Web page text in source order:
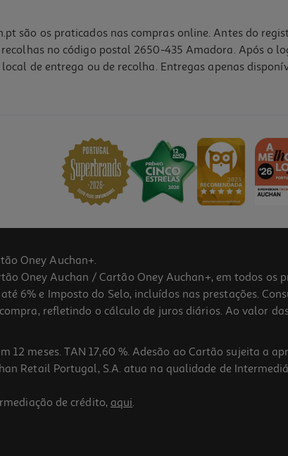
são os praticados nas compras online. Antes do
no código postal 2650-435 Amadora. Após o
de entrega ou de recolha. Entregas apenas
Oney Auchan+.
Oney Auchan / Cartão Oney Auchan+, em todos
6% e Imposto do Selo, incluídos nas prestações.
refletindo o cálculo de juros diários. Ao valor
meses. TAN 17,60 %. Adesão ao Cartão sujeita a
Retail Portugal, S.A. atua na qualidade de
de crédito, aqui.